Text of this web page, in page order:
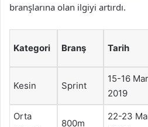
branşlarına olan ilgiyi artırdı.
Kategori Branş Tarih
Kesin Sprint
15-16
2019
Orta
800m
22-23